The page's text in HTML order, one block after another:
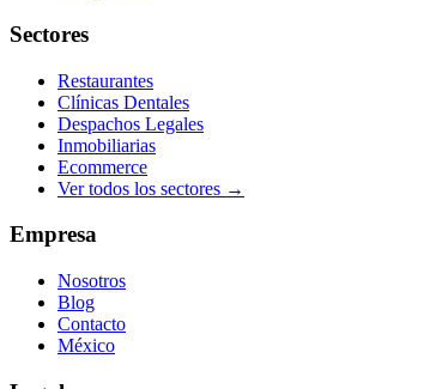
Sectores
Restaurantes
Clínicas Dentales
Despachos Legales
Inmobiliarias
Ecommerce
Ver todos los sectores →
Empresa
Nosotros
Blog
Contacto
México